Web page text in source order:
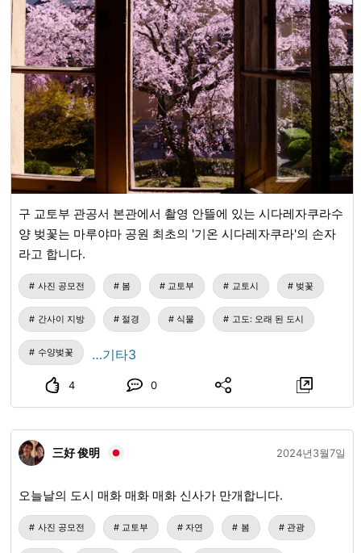
구 교토부 관공서 본관에서 촬영 안뜰에 있는 시다레자쿠라수
양 벚꽃는 마루야마 공원 최초의 '기온 시다레자쿠라'의 손자
라고 합니다.
사진 공모전 봄 교토부 교토시 벚꽃
간사이 지방 절경 식물 고도: 오래 된 도시
수양벚꽃 …기타3
4 0
三好 俊明 2024년3월7일
오늘날의 도시 매화 매화 매화 신사가 만개합니다.
사진 공모전 교토부 자연 봄 관광